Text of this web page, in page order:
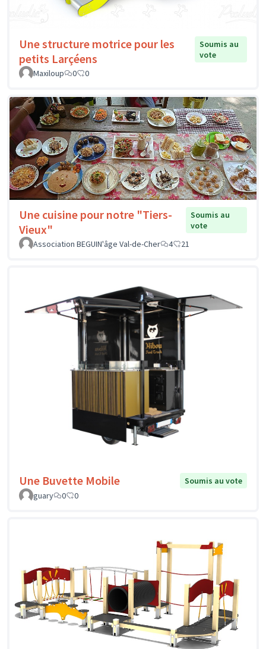
Une structure motrice pour les
petits Larçéens
Soumis au
vote
Maxiloup
0 0
Une cuisine pour notre "Tiers-
Vieux"
Soumis au
vote
Association BEGUIN'âge Val-de-Cher
4 21
Une Buvette Mobile
Soumis au vote
guary
0 0